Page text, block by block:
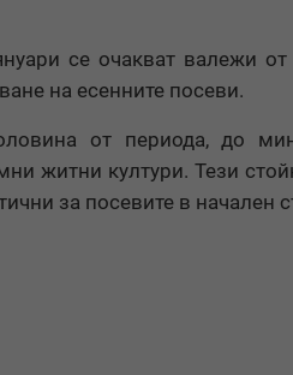
се очакват валежи от
на есенните посеви.
от периода, до
житни култури. Тези
за посевите в начален